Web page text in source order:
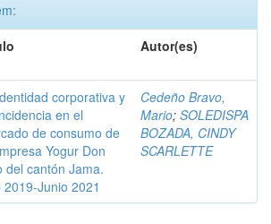
Autor(es)
corporativa y
en el
de consumo de
Yogur Don
del cantón Jama.
2019-Junio 2021
Cedeño Bravo,
Mario; SOLEDISPA
BOZADA, CINDY
SCARLETTE